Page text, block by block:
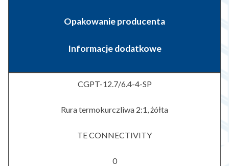
Opakowanie producenta
Informacje dodatkowe
CGPT-12.7/6.4-4-SP
Rura termokurczliwa 2:1, żółta
TE CONNECTIVITY
0